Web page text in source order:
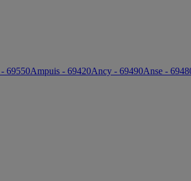
69550Ampuis - 69420Ancy - 69490Anse -